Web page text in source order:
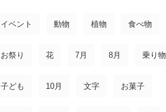
イベント 動物 植物 食べ物
お祭り 花 7月 8月 乗り物
子ども 10月 文字 お菓子